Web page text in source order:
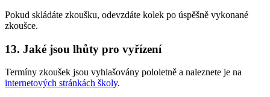
Pokud skládáte zkoušku, odevzdáte kolek po úspěšně vykonané
zkoušce.
13. Jaké jsou lhůty pro vyřízení
Termíny zkoušek jsou vyhlašovány pololetně a naleznete je na
internetových stránkách školy.